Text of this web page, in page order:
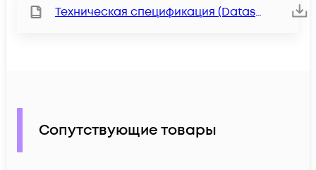
Техническая спецификация (Datasheet)
Сопутствующие товары